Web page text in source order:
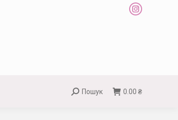
Instagram
Search:
Пошук 0.00 ₴